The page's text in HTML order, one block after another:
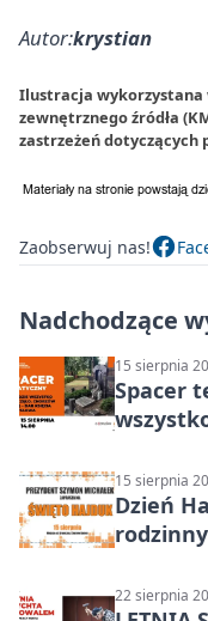
Autor:krystian
Ilustracja wykorzystana
zewnętrznego źródła
zastrzeżeń dotyczących
Zaobserwuj nas!
Nadchodzące
15 sierpnia
Spacer
15 sierpnia
Dzień
rodzinny
22 sierpnia